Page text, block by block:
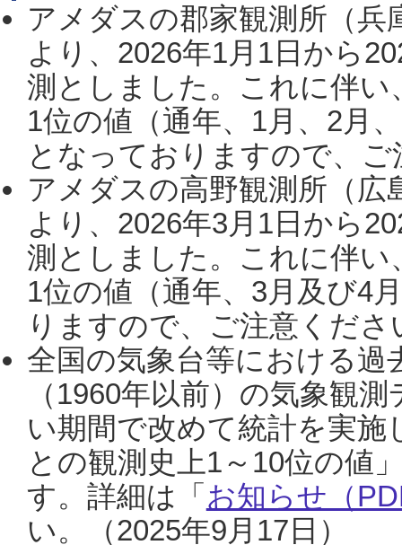
アメダスの郡家観測所（
より、2026年1月1日から
測としました。これに伴い
1位の値（通年、1月、2月
となっておりますので、
アメダスの高野観測所（
より、2026年3月1日から
測としました。これに伴い
1位の値（通年、3月及び4
りますので、ご注意くだ
全国の気象台等における過
（1960年以前）の気象観
い期間で改めて統計を実
との観測史上1～10位の値
す。詳細は「 お知らせ（
い。（2025年9月17日）